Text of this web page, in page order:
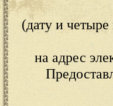
(дату и
на адрес